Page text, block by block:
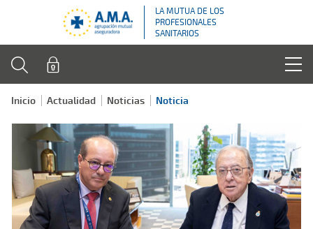
LA MUTUA DE LOS
PROFESIONALES
SANITARIOS
Inicio Actualidad Noticias Noticia